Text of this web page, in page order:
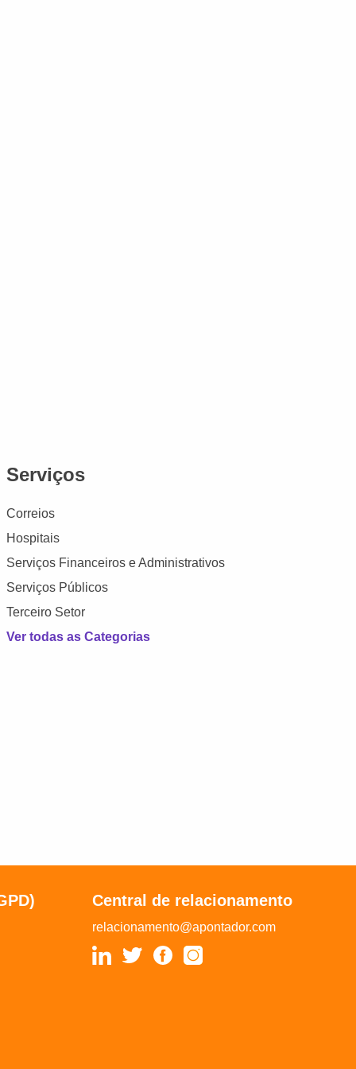
Serviços
Correios
Hospitais
Serviços Financeiros e Administrativos
Serviços Públicos
Terceiro Setor
Ver todas as Categorias
Central de relacionamento
relacionamento@apontador.com